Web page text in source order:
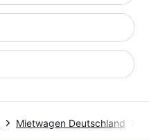
Mietwagen Deutschland